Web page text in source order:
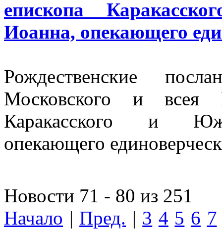
епископа
Иоанна, опекающего
Рождественские
Московского и всея
Каракасского и
опекающего
Новости 71 - 80 из 251
Начало | Пред. | 3 4 5 6 7